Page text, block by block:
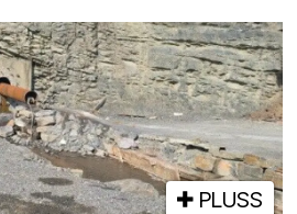
PLUSS